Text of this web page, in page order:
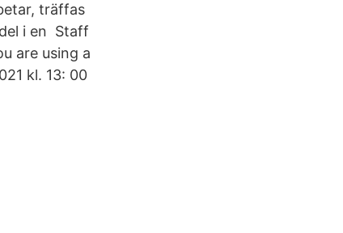
träffas
i en Staff
are using a
kl. 13: 00